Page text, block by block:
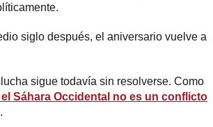
siglo después, el aniversario vuelve a
sigue todavía sin resolverse. Como
el Sáhara Occidental no es un conflicto